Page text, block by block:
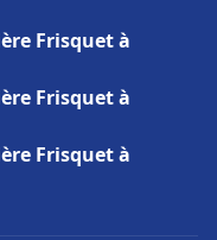
Frisquet à
Frisquet à
Frisquet à